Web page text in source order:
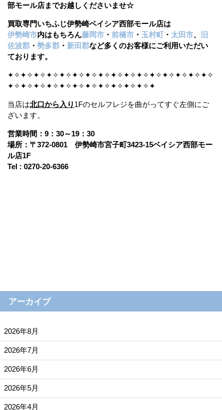
部モール店までお越しくださいませ☆
買取専門いちふじ伊勢崎ベイシア西部モール店は
伊勢崎市内はもちろん藤岡市 ・ 前橋市 ・ 玉村町 ・ 太田市、
旧
佐波郡 ・ 勢多郡 ・ 新田郡など多くのお客様にご利用いただい
ております。
✦✧✦✧✦✧✦✧✦✧✦✧✦✧✦✧✦✧✦✧✦✧✦✧✦✧✦✧✦✧✦✧
✦✧✦✧✦✧✦✧✦✧✦✧✦✧✦✧✦✧✦✧✦✧✦
当店は北口から入り 1Fのセルフレジを曲がってすぐ左側にご
ざいます。
営業時間：9：30～19：30
場所：〒372-0801 伊勢崎市宮子町3423-15ベイシア西部モー
ル店1F
Tel : 0270-20-6366
アーカイブ
2026年8月
2026年7月
2026年6月
2026年5月
2026年4月